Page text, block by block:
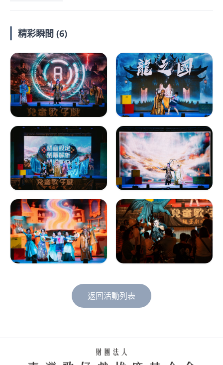
精彩瞬間 (6)
返回活動列表